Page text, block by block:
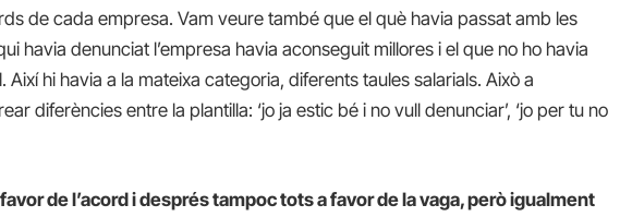
de cada empresa. Vam veure també que el què havia passat amb les
havia denunciat l’empresa havia aconseguit millores i el que no ho havia
Així hi havia a la mateixa categoria, diferents taules salarials. Això a
diferències entre la plantilla: ‘jo ja estic bé i no vull denunciar’, ‘jo per tu no
de l’acord i després tampoc tots a favor de la vaga, però igualment